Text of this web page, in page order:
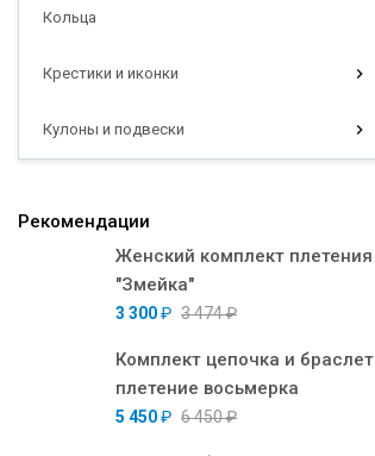
Кольца
Крестики и иконки
Кулоны и подвески
Рекомендации
Женский комплект плетения
"Змейка"
3 300₽ 3 474₽
Комплект цепочка и браслет
плетение восьмерка
5 450₽ 6 450₽